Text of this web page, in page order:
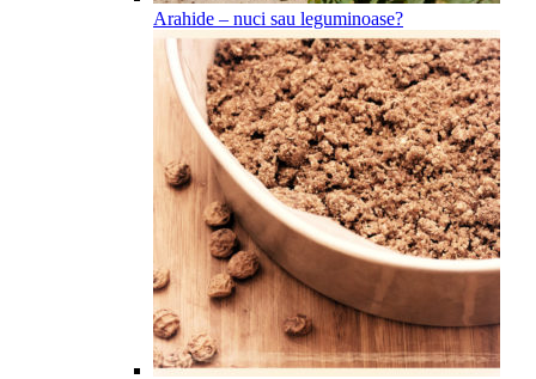
Arahide – nuci sau leguminoase?